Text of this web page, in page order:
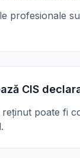
profesionale
CIS
poate fi